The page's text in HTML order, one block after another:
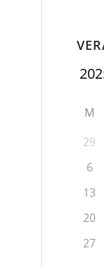
M
29
6
13
20
27